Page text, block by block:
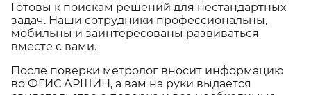
Готовы к поискам решений для нестандартных
задач. Наши сотрудники профессиональны,
мобильны и заинтересованы развиваться
вместе с вами.
После поверки метролог вносит информацию
во ФГИС АРШИН, а вам на руки выдается